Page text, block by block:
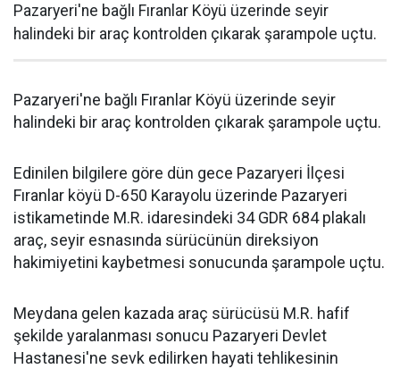
Pazaryeri'ne bağlı Fıranlar Köyü üzerinde seyir
halindeki bir araç kontrolden çıkarak şarampole uçtu.
Pazaryeri'ne bağlı Fıranlar Köyü üzerinde seyir
halindeki bir araç kontrolden çıkarak şarampole uçtu.
Edinilen bilgilere göre dün gece Pazaryeri İlçesi
Fıranlar köyü D-650 Karayolu üzerinde Pazaryeri
istikametinde M.R. idaresindeki 34 GDR 684 plakalı
araç, seyir esnasında sürücünün direksiyon
hakimiyetini kaybetmesi sonucunda şarampole uçtu.
Meydana gelen kazada araç sürücüsü M.R. hafif
şekilde yaralanması sonucu Pazaryeri Devlet
Hastanesi'ne sevk edilirken hayati tehlikesinin